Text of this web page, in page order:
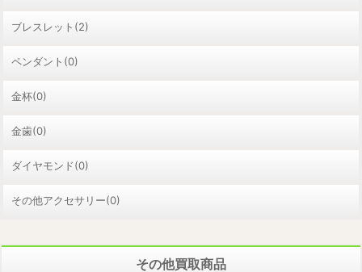
ブレスレット(2)
ペンダント(0)
金杯(0)
金歯(0)
ダイヤモンド(0)
その他アクセサリー(0)
その他買取商品